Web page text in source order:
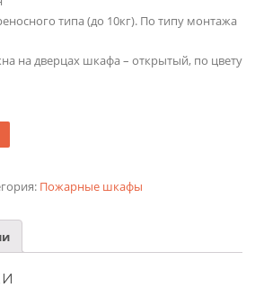
типа (до 10кг). По типу монтажа
на дверцах шкафа – открытый, по цвету
Пожарные шкафы